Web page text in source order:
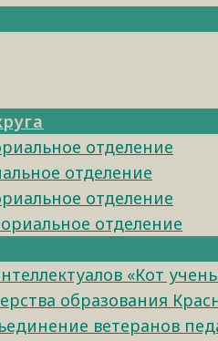
отделение
отделение
отделение
отделение
«Кот
образования
ветеранов